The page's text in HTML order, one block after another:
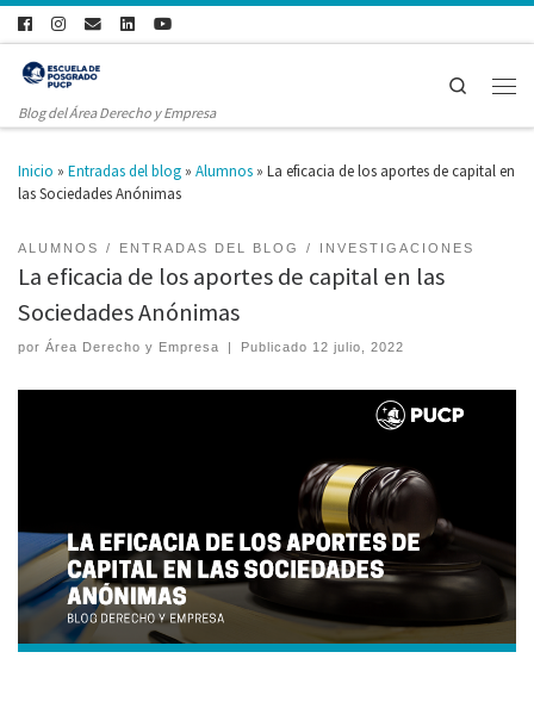
Blog del Área Derecho y Empresa
Search
Inicio » Entradas del blog » Alumnos » La eficacia de los aportes de capital en
las Sociedades Anónimas
ALUMNOS ENTRADAS DEL BLOG INVESTIGACIONES
La eficacia de los aportes de capital en las
Sociedades Anónimas
por Área Derecho y Empresa | Publicado 12 julio, 2022